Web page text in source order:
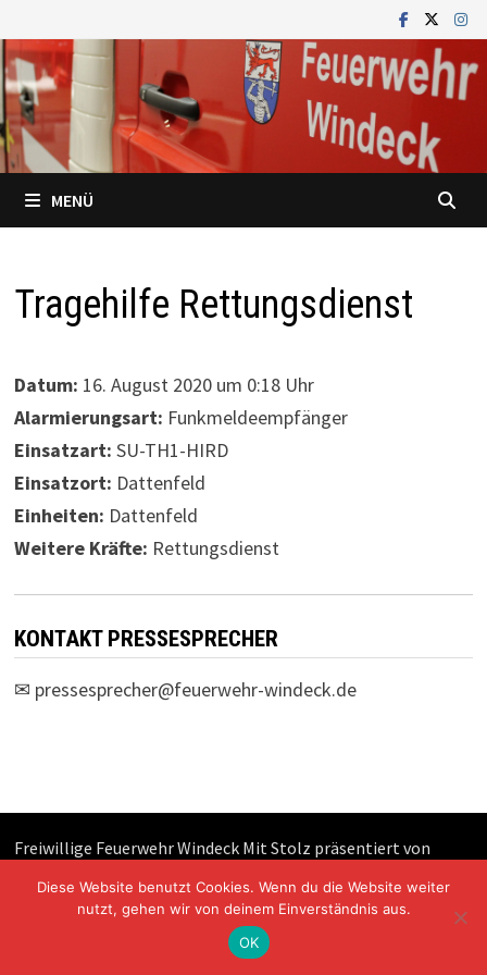
Inhalt
springen
MENÜ
Tragehilfe Rettungsdienst
Datum: 16. August 2020 um 0:18 Uhr
Alarmierungsart: Funkmeldeempfänger
Einsatzart: SU-TH1-HIRD
Einsatzort: Dattenfeld
Einheiten: Dattenfeld
Weitere Kräfte: Rettungsdienst
KONTAKT PRESSESPRECHER
✉ pressesprecher@feuerwehr-windeck.de
Freiwillige Feuerwehr Windeck Mit Stolz präsentiert von
Diese Website benutzt Cookies. Wenn du die Website weiter
nutzt, gehen wir von deinem Einverständnis aus.
OK